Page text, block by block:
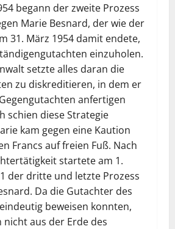
begann der zweite Prozess
Marie Besnard, der wie der
31. März 1954 damit endete,
einzuholen.
setzte alles daran die
zu diskreditieren, in dem er
anfertigen
schien diese Strategie
kam gegen eine Kaution
Francs auf freien Fuß. Nach
startete am 1.
der dritte und letzte Prozess
Da die Gutachter des
beweisen konnten,
nicht aus der Erde des